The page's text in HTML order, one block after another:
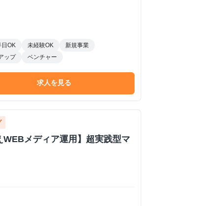
日OK 未経験OK
新規事業
ップ ベンチャー
求人を見る
WEBメディア運用】超実践型マ